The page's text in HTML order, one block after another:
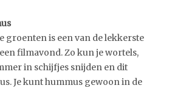
groenten is een van de lekkerste
filmavond. Zo kun je wortels,
in schijfjes snijden en dit
Je kunt hummus gewoon in de